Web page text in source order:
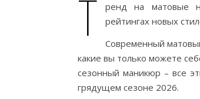
Т
ренд на матовые
рейтингах новых
Современный
какие вы только можете
сезонный маникюр – все
грядущем сезоне 2026.